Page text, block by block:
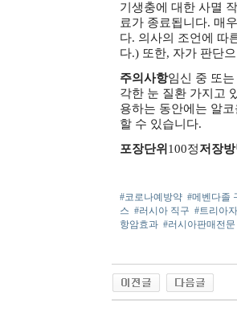
기생충에 대한 사멸
료가 종료됩니다. 매
다. 의사의 조언에 따
다.) 또한, 자가 판단
주의사항임신 중 또
각한 눈 질환 가지고
용하는 동안에는 알
할 수 있습니다.
포장단위 100정저장
#코로나예방약 #메벤다졸
스 #러시아 직구 #트리아
항암효과 #러시아판매전문